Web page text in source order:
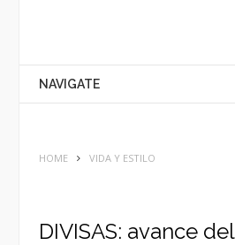
NAVIGATE
HOME VIDA Y ESTILO
DIVISAS: avance del